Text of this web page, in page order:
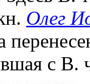
Олег
с В.